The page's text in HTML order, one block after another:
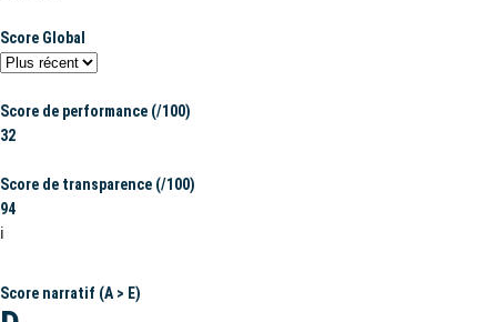
Score Global
Score de performance (/100)
32
Score de transparence (/100)
94
ℹ️
Score narratif (A > E)